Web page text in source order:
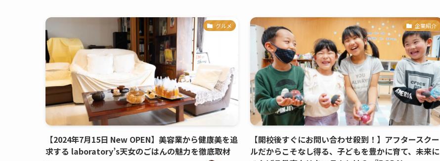
グルメ
【2024年7月15日 New OPEN】美容業から健康美を追
求する laboratory’s天女のごはんの魅力を徹底取材
企業紹介
【開校後すぐにお問い合わせ殺到！】アフタースクー
ルだからこそなし得る、子どもを豊かに育て、未来に